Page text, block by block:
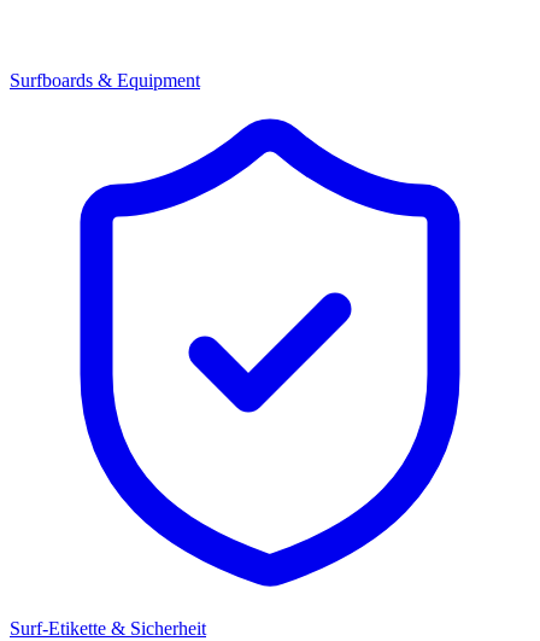
Surfboards & Equipment
Surf-Etikette & Sicherheit